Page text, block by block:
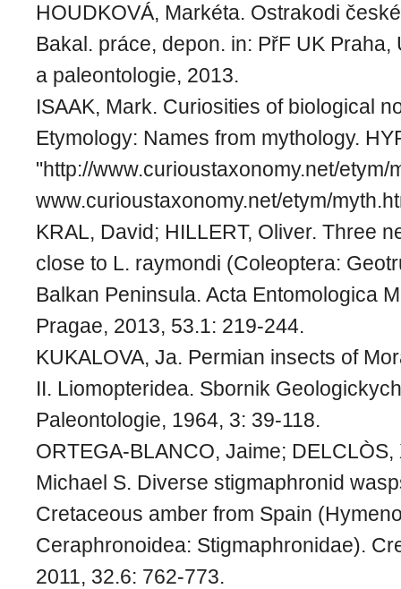
HOUDKOVÁ, Markéta. Ostrakodi
Bakal. práce, depon. in: PřF UK Praha,
a paleontologie, 2013.
ISAAK, Mark. Curiosities of biological
Etymology: Names from mythology.
"http://www.curioustaxonomy.net/etym/
www.curioustaxonomy.net/etym/
KRAL, David; HILLERT, Oliver. Three
close to L. raymondi (Coleoptera:
Balkan Peninsula. Acta Entomologica
Pragae, 2013, 53.1: 219-244.
KUKALOVA, Ja. Permian insects of
II. Liomopteridea. Sbornik
Paleontologie, 1964, 3: 39-118.
ORTEGA-BLANCO, Jaime;
Michael S. Diverse stigmaphronid
Cretaceous amber from Spain
Ceraphronoidea: Stigmaphronidae).
2011, 32.6: 762-773.